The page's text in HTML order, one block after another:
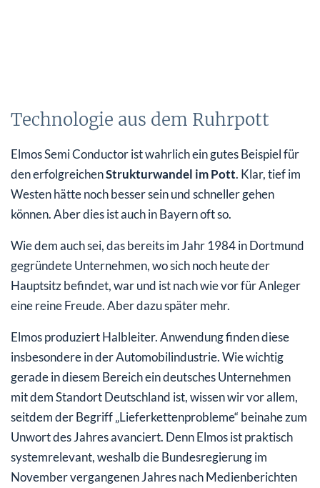
Technologie aus dem Ruhrpott
Elmos Semi Conductor ist wahrlich ein gutes Beispiel für
den erfolgreichenStrukturwandel im Pott. Klar, tief im
Westen hätte noch besser sein und schneller gehen
können. Aber dies ist auch in Bayern oft so.
Wie dem auch sei, das bereits im Jahr 1984 in Dortmund
gegründete Unternehmen, wo sich noch heute der
Hauptsitz befindet, war und ist nach wie vor für Anleger
eine reine Freude. Aber dazu später mehr.
Elmos produziert Halbleiter. Anwendung finden diese
insbesondere in der Automobilindustrie. Wie wichtig
gerade in diesem Bereich ein deutsches Unternehmen
mit dem Standort Deutschland ist, wissen wir vor allem,
seitdem der Begriff „Lieferkettenprobleme“ beinahe zum
Unwort des Jahres avanciert. Denn Elmos ist praktisch
systemrelevant, weshalb die Bundesregierung im
November vergangenen Jahres nach Medienberichten